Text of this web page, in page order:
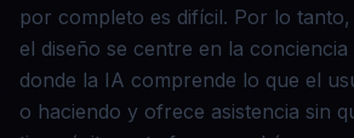
por completo es difícil. Por lo
el diseño se centre en la
donde la IA comprende lo que el
o haciendo y ofrece asistencia sin